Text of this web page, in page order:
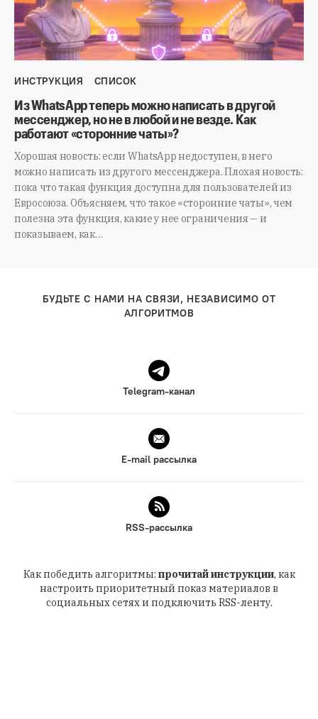
ИНСТРУКЦИЯ СПИСОК
Из WhatsApp теперь можно написать в другой
мессенджер, но не в любой и не везде. Как
работают «сторонние чаты»?
Хорошая новость: если WhatsApp недоступен, в него
можно написать из другого мессенджера. Плохая новость:
пока что такая функция доступна для пользователей из
Евросоюза. Объясняем, что такое «сторонние чаты», чем
полезна эта функция, какие у нее ограничения — и
показываем, как…
БУДЬТЕ С НАМИ НА СВЯЗИ, НЕЗАВИСИМО ОТ
АЛГОРИТМОВ
Telegram-канал
E-mail рассылка
RSS-рассылка
Как победить алгоритмы: прочитай инструкции, как
настроить приоритетный показ материалов в
социальных сетях и подключить RSS-ленту.